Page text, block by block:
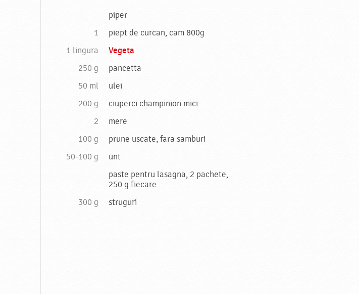
piper
1
piept de curcan, cam 800g
1 lingura
Vegeta
250 g
pancetta
50 ml
ulei
200 g
ciuperci champinion mici
2
mere
100 g
prune uscate, fara samburi
50-100 g
unt
paste pentru lasagna, 2 pachete,
250 g fiecare
300 g
struguri